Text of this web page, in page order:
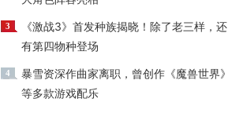
3
《激战3》首发种族揭晓！除了老三样，还
有第四物种登场
4
暴雪资深作曲家离职，曾创作《魔兽世界》
等多款游戏配乐